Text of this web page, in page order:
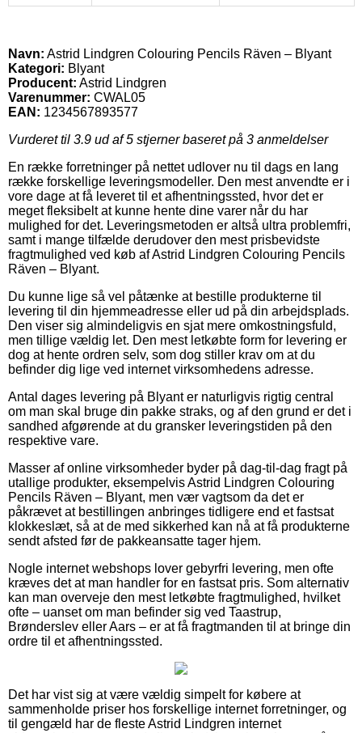
Navn: Astrid Lindgren Colouring Pencils Räven – Blyant
Kategori: Blyant
Producent: Astrid Lindgren
Varenummer: CWAL05
EAN: 1234567893577
Vurderet til 3.9 ud af 5 stjerner baseret på 3 anmeldelser
En række forretninger på nettet udlover nu til dags en lang
række forskellige leveringsmodeller. Den mest anvendte er i
vore dage at få leveret til et afhentningssted, hvor det er
meget fleksibelt at kunne hente dine varer når du har
mulighed for det. Leveringsmetoden er altså ultra problemfri,
samt i mange tilfælde derudover den mest prisbevidste
fragtmulighed ved køb af Astrid Lindgren Colouring Pencils
Räven – Blyant.
Du kunne lige så vel påtænke at bestille produkterne til
levering til din hjemmeadresse eller ud på din arbejdsplads.
Den viser sig almindeligvis en sjat mere omkostningsfuld,
men tillige vældig let. Den mest letkøbte form for levering er
dog at hente ordren selv, som dog stiller krav om at du
befinder dig lige ved internet virksomhedens adresse.
Antal dages levering på Blyant er naturligvis rigtig central
om man skal bruge din pakke straks, og af den grund er det i
sandhed afgørende at du gransker leveringstiden på den
respektive vare.
Masser af online virksomheder byder på dag-til-dag fragt på
utallige produkter, eksempelvis Astrid Lindgren Colouring
Pencils Räven – Blyant, men vær vagtsom da det er
påkrævet at bestillingen anbringes tidligere end et fastsat
klokkeslæt, så at de med sikkerhed kan nå at få produkterne
sendt afsted før de pakkeansatte tager hjem.
Nogle internet webshops lover gebyrfri levering, men ofte
kræves det at man handler for en fastsat pris. Som alternativ
kan man overveje den mest letkøbte fragtmulighed, hvilket
ofte – uanset om man befinder sig ved Taastrup,
Brønderslev eller Aars – er at få fragtmanden til at bringe din
ordre til et afhentningssted.
Det har vist sig at være vældig simpelt for købere at
sammenholde priser hos forskellige internet forretninger, og
til gengæld har de fleste Astrid Lindgren internet